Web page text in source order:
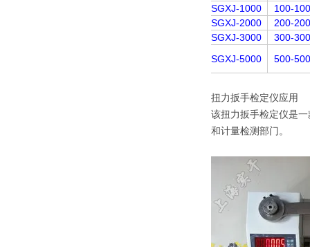
SGXJ-1000
100-
SGXJ-2000
200-
SGXJ-3000
300-
SGXJ-5000
500-
扭力扳手检定仪应用
该扭力扳手检定仪是
和计量检测部门。